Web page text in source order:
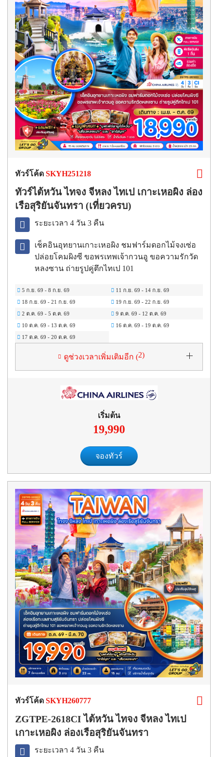
ทัวร์โค้ด SKYH251218
ทัวร์ไต้หวัน ไทจง จีหลง ไทเป เกาะเหอผิง ล่อง
เรือสุริยันจันทรา (เที่ยวครบ)
ระยะเวลา 4 วัน 3 คืน
เช็คอินอุทยานเกาะเหอผิง ชมฟาร์มดอกไม้จงเซ่อ
ปล่อยโคมผิงซี ขอพรเทพเจ้ากวนอู ขอความรักวัด
หลงซาน ถ่ายรูปคู่ตึกไทเป 101
5 ก.ย. 69 - 8 ก.ย. 69 11 ก.ย. 69 - 14 ก.ย. 69
18 ก.ย. 69 - 21 ก.ย. 69 19 ก.ย. 69 - 22 ก.ย. 69
2 ต.ค. 69 - 5 ต.ค. 69 9 ต.ค. 69 - 12 ต.ค. 69
10 ต.ค. 69 - 13 ต.ค. 69 16 ต.ค. 69 - 19 ต.ค. 69
17 ต.ค. 69 - 20 ต.ค. 69
ดูช่วงเวลาเพิ่มเติมอีก (2)
เริ่มต้น
19,990
จองทัวร์
ทัวร์โค้ด SKYH260777
ZGTPE-2618CI ไต้หวัน ไทจง จีหลง ไทเป
เกาะเหอผิง ล่องเรือสุริยันจันทรา
ระยะเวลา 4 วัน 3 คืน